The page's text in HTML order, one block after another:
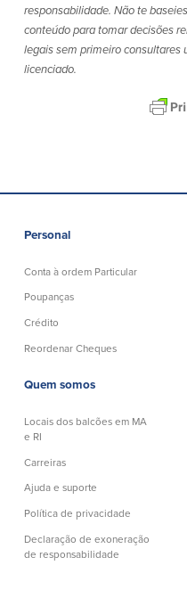
responsabilidade. Não te
conteúdo para tomar decisões
legais sem primeiro consultares
licenciado.
Personal
Conta à ordem Particular
Poupanças
Crédito
Reordenar Cheques
Quem somos
Locais dos balcões em MA
e RI
Carreiras
Ajuda e suporte
Política de privacidade
Declaração de exoneração
de responsabilidade